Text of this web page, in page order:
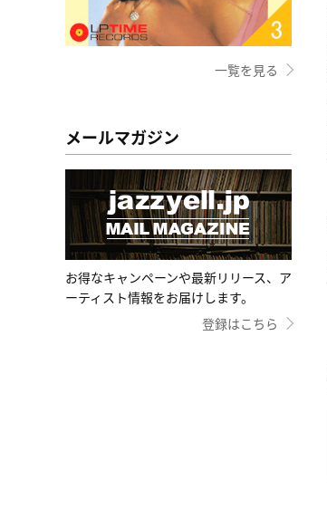
一覧を見る
メールマガジン
お得なキャンペーンや最新リリース、ア
ーティスト情報をお届けします。
登録はこちら